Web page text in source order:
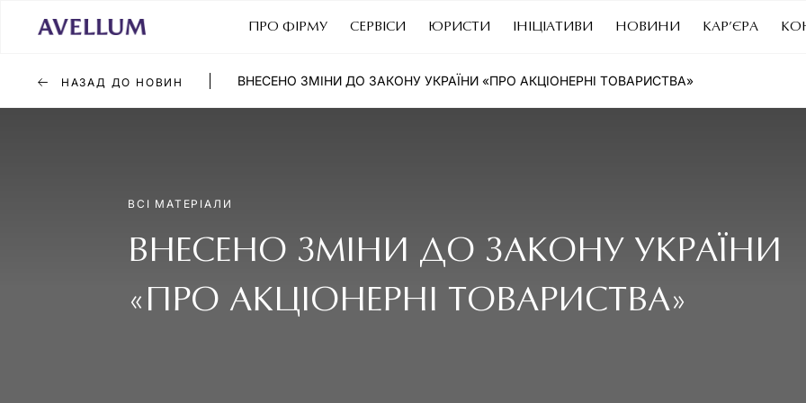
ПРО ФІРМУ СЕРВІСИ ЮРИСТИ ІНІЦІАТИВИ НОВИНИ КАР’ЄРА
НАЗАД ДО НОВИН ВНЕСЕНО ЗМІНИ ДО ЗАКОНУ УКРАЇНИ «ПРО АКЦІОНЕРНІ ТОВАРИСТВА»
ВСІ МАТЕРІАЛИ
ВНЕСЕНО ЗМІНИ ДО ЗАКОНУ УКРАЇНИ
«ПРО АКЦІОНЕРНІ ТОВАРИСТВА»